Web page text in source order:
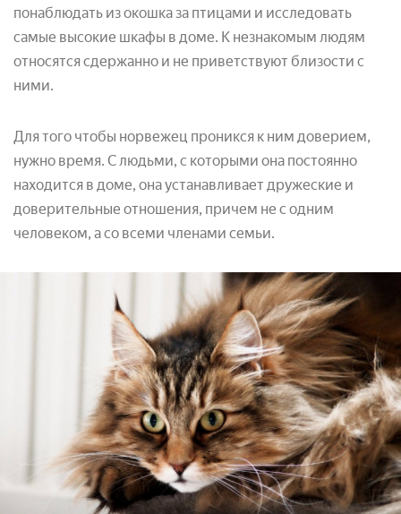
понаблюдать из окошка за птицами и исследовать
самые высокие шкафы в доме. К незнакомым людям
относятся сдержанно и не приветствуют близости с
ними.
Для того чтобы норвежец проникся к ним доверием,
нужно время. С людьми, с которыми она постоянно
находится в доме, она устанавливает дружеские и
доверительные отношения, причем не с одним
человеком, а со всеми членами семьи.